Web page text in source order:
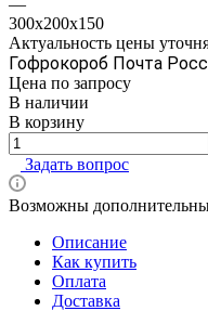
300x200x150
Актуальность цены
Гофрокороб Почта
Цена по запросу
В наличии
В корзину
Задать вопрос
Возможны
Описание
Как купить
Оплата
Доставка